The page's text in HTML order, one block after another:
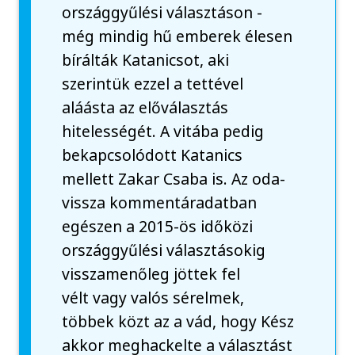
országgyűlési választáson -
még mindig hű emberek élesen
bírálták Katanicsot, aki
szerintük ezzel a tettével
aláásta az előválasztás
hitelességét. A vitába pedig
bekapcsolódott Katanics
mellett Zakar Csaba is. Az oda-
vissza kommentáradatban
egészen a 2015-ös időközi
országgyűlési választásokig
visszamenőleg jöttek fel
vélt vagy valós sérelmek,
többek közt az a vád, hogy Kész
akkor meghackelte a választást